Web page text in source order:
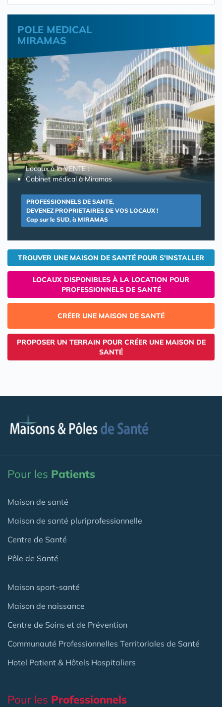
POLE MEDICAL
MIRAMAS
Locaux à la VENTE :
Cabinet médical à Miramas
PROFESSIONNELS DE SANTE,
DEVENEZ PROPRIETAIRES DE VOS LOCAUX !
Cap sur le SUD, à MIRAMAS
TROUVER UNE MAISON DE SANTÉ POUR S'INSTALLER
LOCAUX DISPONIBLES À LA LOCATION POUR
PROFESSIONNELS DE SANTÉ
CRÉER UNE MAISON DE SANTÉ
PROPOSER UN TERRAIN POUR CRÉER UNE MAISON DE
SANTÉ
Pour les Patients
Maison de santé
Maison de santé pluriprofessionnelle
Centre de Santé
Pôle de Santé
Maison sport-santé
Maison de naissance
Centre de Soins et de Prévention
Communauté Professionnelles Territoriales de Santé
Hotel Patient & Hôtels Hospitaliers
Pour les Professionnels